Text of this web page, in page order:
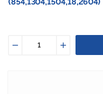
Увеличить